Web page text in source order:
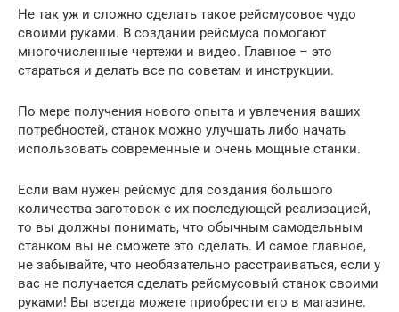
Не так уж и сложно сделать такое рейсмусовое чудо
своими руками. В создании рейсмуса помогают
многочисленные чертежи и видео. Главное – это
стараться и делать все по советам и инструкции.
По мере получения нового опыта и увлечения ваших
потребностей, станок можно улучшать либо начать
использовать современные и очень мощные станки.
Если вам нужен рейсмус для создания большого
количества заготовок с их последующей реализацией,
то вы должны понимать, что обычным самодельным
станком вы не сможете это сделать. И самое главное,
не забывайте, что необязательно расстраиваться, если у
вас не получается сделать рейсмусовый станок своими
руками! Вы всегда можете приобрести его в магазине.